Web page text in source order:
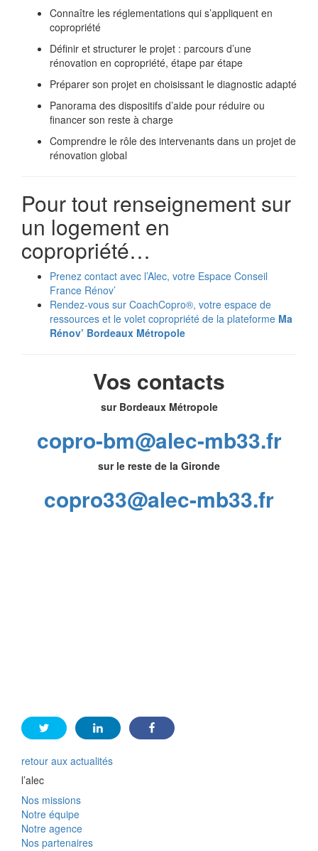
Connaître les réglementations qui s’appliquent en
copropriété
Définir et structurer le projet : parcours d’une
rénovation en copropriété, étape par étape
Préparer son projet en choisissant le diagnostic adapté
Panorama des dispositifs d’aide pour réduire ou
financer son reste à charge
Comprendre le rôle des intervenants dans un projet de
rénovation global
Pour tout renseignement sur
un logement en
copropriété…
Prenez contact avec l’Alec, votre Espace Conseil
France Rénov’
Rendez-vous sur CoachCopro®, votre espace de
ressources et le volet copropriété de la plateforme Ma
Rénov’ Bordeaux Métropole
Vos contacts
sur Bordeaux Métropole
copro-bm@alec-mb33.fr
sur le reste de la Gironde
copro33@alec-mb33.fr
retour aux actualités
l’alec
Nos missions
Notre équipe
Notre agence
Nos partenaires